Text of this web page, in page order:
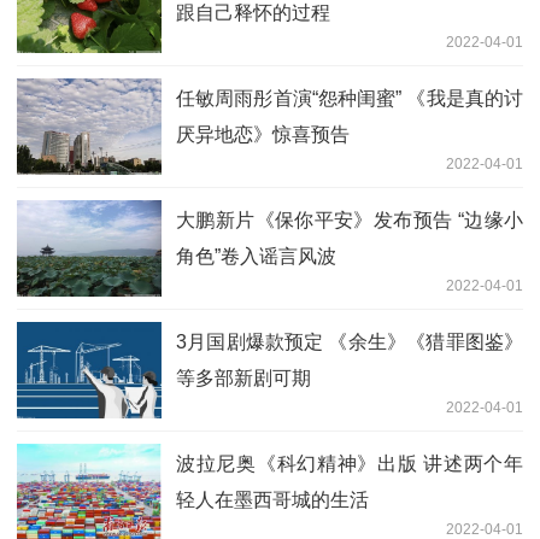
跟自己释怀的过程
2022-04-01
任敏周雨彤首演“怨种闺蜜” 《我是真的讨
厌异地恋》惊喜预告
2022-04-01
大鹏新片《保你平安》发布预告 “边缘小
角色”卷入谣言风波
2022-04-01
3月国剧爆款预定 《余生》《猎罪图鉴》
等多部新剧可期
2022-04-01
波拉尼奥《科幻精神》出版 讲述两个年
轻人在墨西哥城的生活
2022-04-01